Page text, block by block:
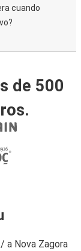
cuando
de 500
a Nova Zagora